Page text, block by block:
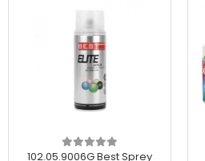
102.05.9006G Best Sprey